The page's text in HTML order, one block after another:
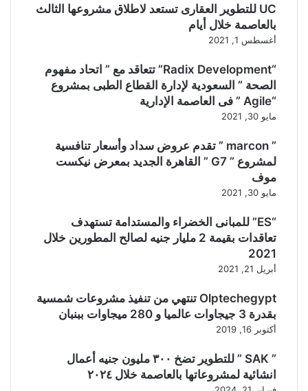
UC للتطوير العقارى تستعد لاطلاق مشروعها الثالث
بالعاصمة خلال أيام
أغسطس 1, 2021
“Radix Development” تتعاقد مع ” اتحاد مفهوم
الصحة ” السعودية لإدارة القطاع الطبى بمشروع
“Agile ” فى العاصمة الإدارية
مايو 30, 2021
” marcon ” تقدم عروض سداد وأسعار تنافسية
لمشروع ” G7 ” القاهرة الجديد بمعرض نيكست
موف
مايو 30, 2021
“ES” للمبانى الخضراء والمستدامة تستهدف
تعاقدات بقيمة 2 مليار جنيه لصالح المطورين خلال
2021
أبريل 21, 2021
Olptechegypt تنتهي من تنفيذ مشروعات شمسية
بقدرة 3 جيجاوات عالميا و 280 ميجاوات ببنبان
أكتوبر 16, 2019
” SAK ” للتطوير تضخ ٣٠٠ مليون جنيه أعمال
انشائية لمشروعاتها بالعاصمة خلال ٢٠٢٤